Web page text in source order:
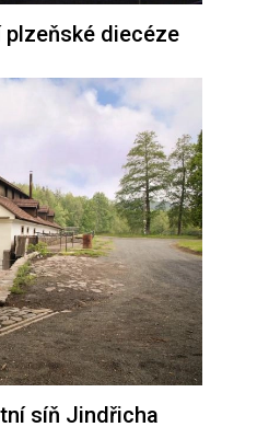
plzeňské diecéze
síň Jindřicha